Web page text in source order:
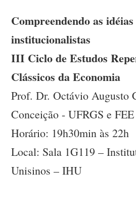
Compreendendo as
institucionalistas
III Ciclo de Estudos
Clássicos da Economia
Prof. Dr. Octávio Augusto
Conceição - UFRGS e FEE
Horário: 19h30min às 22h
Local: Sala 1G119 –
Unisinos – IHU